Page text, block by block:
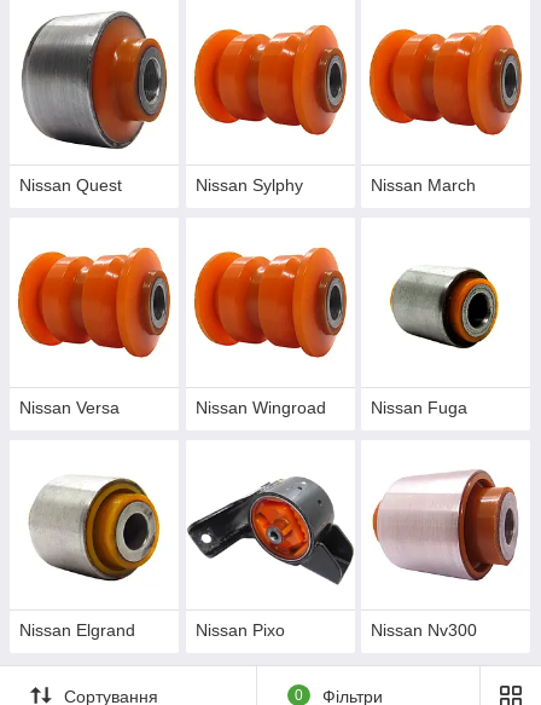
Nissan Quest Nissan Sylphy Nissan March
Nissan Versa Nissan Wingroad Nissan Fuga
Nissan Elgrand Nissan Pixo Nissan Nv300
Сортування 0 Фільтри